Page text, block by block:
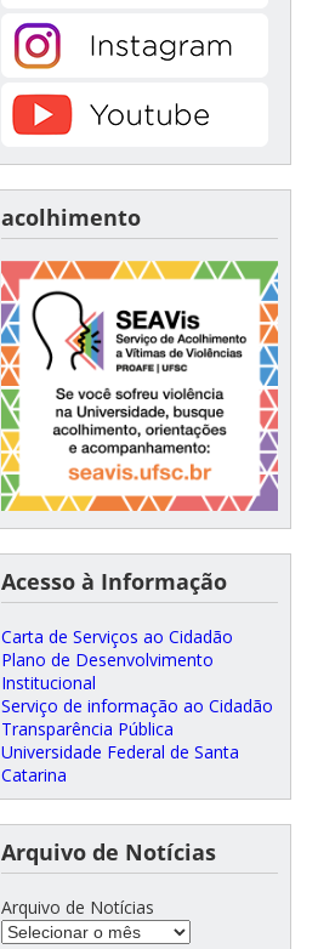
acolhimento
Acesso à Informação
Carta de Serviços ao Cidadão
Plano de Desenvolvimento
Institucional
Serviço de informação ao Cidadão
Transparência Pública
Universidade Federal de Santa
Catarina
Arquivo de Notícias
Arquivo de Notícias